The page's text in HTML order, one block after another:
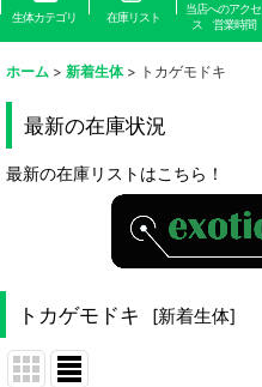
生体カテゴリ 在庫リスト
当店へのアクセ
ス 営業時間
ホーム > 新着生体 > トカゲモドキ
最新の在庫状況
最新の在庫リストはこちら！
トカゲモドキ [新着生体]